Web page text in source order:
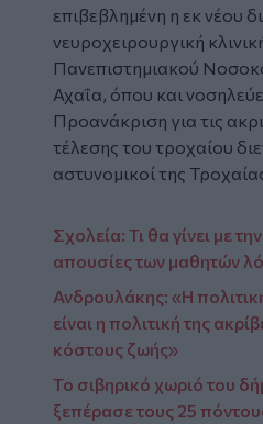
επιβεβλημένη η εκ νέου
νευροχειρουργική
Πανεπιστημιακού
Αχαΐα, όπου και
Προανάκριση για τις
τέλεσης του τροχαίου
αστυνομικοί της
Σχολεία: Τι θα γίνει με
απουσίες των μαθητών
Ανδρουλάκης: «Η
είναι η πολιτική της
κόστους ζωής»
Το σιβηρικό χωριό του
ξεπέρασε τους 25